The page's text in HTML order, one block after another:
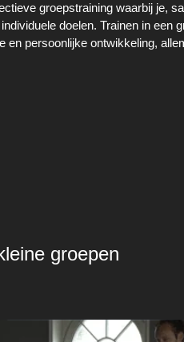
groepstraining waarbij je,
doelen. Trainen in een
en persoonlijke ontwikkeling,
groepen